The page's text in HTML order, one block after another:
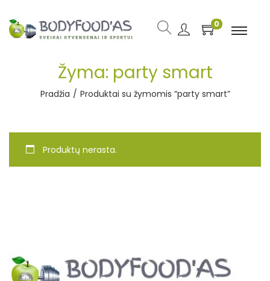
0
Žyma: party smart
Pradžia / Produktai su žymomis “party smart”
Produktų nerasta.